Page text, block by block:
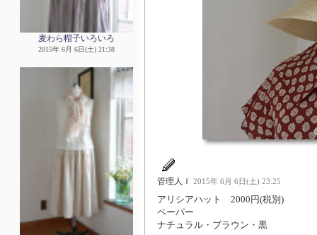
麦わら帽子いろいろ
2015年 6月 6日(土) 21:38
管理人Ｉ 2015年 6月 6日(土) 23:25
アリシアハット 2000円(税別)
ペーパー
ナチュラル・ブラウン・黒